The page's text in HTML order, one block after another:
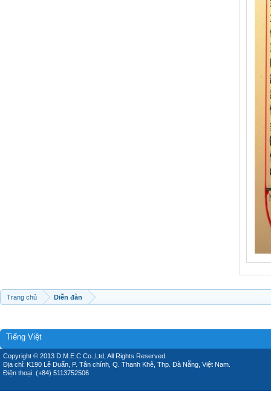
Trang chủ Diễn đàn
Tiếng Việt
Copyright © 2013 D.M.E.C Co.,Ltd, All Rights Reserved.
Địa chỉ: K190 Lê Duẩn, P. Tân chính, Q. Thanh Khê, Thp. Đà Nẵng, Việt Nam.
Điện thoại: (+84) 5113752506